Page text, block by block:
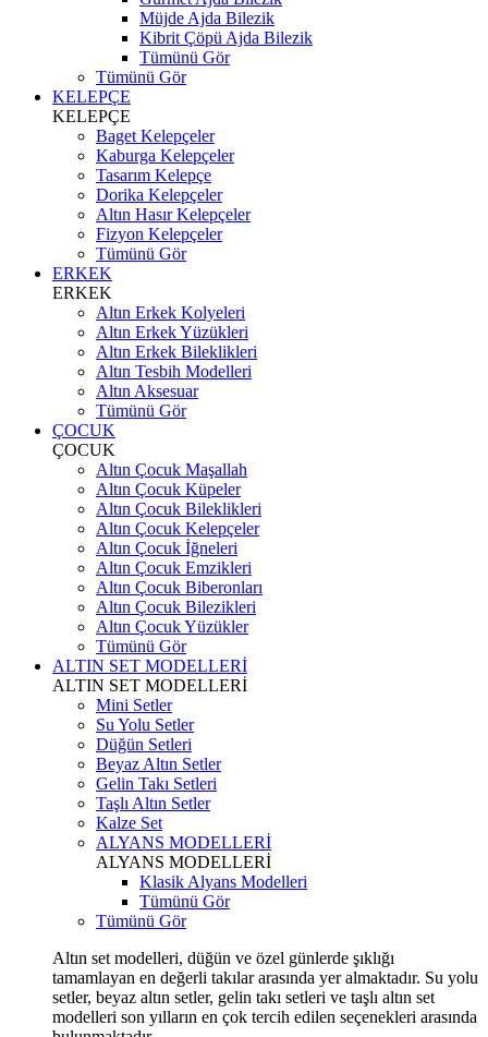
Müjde Ajda Bilezik
Kibrit Çöpü Ajda Bilezik
Tümünü Gör
Tümünü Gör
KELEPÇE
KELEPÇE
Baget Kelepçeler
Kaburga Kelepçeler
Tasarım Kelepçe
Dorika Kelepçeler
Altın Hasır Kelepçeler
Fizyon Kelepçeler
Tümünü Gör
ERKEK
ERKEK
Altın Erkek Kolyeleri
Altın Erkek Yüzükleri
Altın Erkek Bileklikleri
Altın Tesbih Modelleri
Altın Aksesuar
Tümünü Gör
ÇOCUK
ÇOCUK
Altın Çocuk Maşallah
Altın Çocuk Küpeler
Altın Çocuk Bileklikleri
Altın Çocuk Kelepçeler
Altın Çocuk İğneleri
Altın Çocuk Emzikleri
Altın Çocuk Biberonları
Altın Çocuk Bilezikleri
Altın Çocuk Yüzükler
Tümünü Gör
ALTIN SET MODELLERİ
ALTIN SET MODELLERİ
Mini Setler
Su Yolu Setler
Düğün Setleri
Beyaz Altın Setler
Gelin Takı Setleri
Taşlı Altın Setler
Kalze Set
ALYANS MODELLERİ
ALYANS MODELLERİ
Klasik Alyans Modelleri
Tümünü Gör
Tümünü Gör
Altın set modelleri, düğün ve özel günlerde şıklığı
tamamlayan en değerli takılar arasında yer almaktadır. Su yolu
setler, beyaz altın setler, gelin takı setleri ve taşlı altın set
modelleri son yılların en çok tercih edilen seçenekleri arasında